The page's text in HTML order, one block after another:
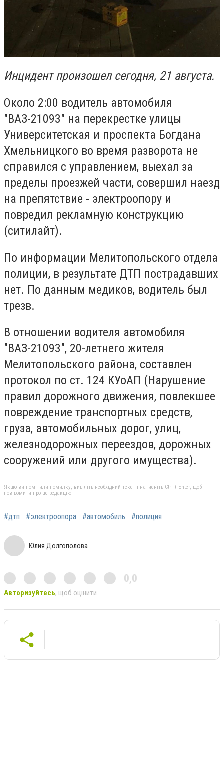
Инцидент произошел сегодня, 21 августа.
Около 2:00 водитель автомобиля
"ВАЗ-21093" на перекрестке улицы
Университетская и проспекта Богдана
Хмельницкого во время разворота не
справился с управлением, выехал за
пределы проезжей части, совершил наезд
на препятствие - электроопору и
повредил рекламную конструкцию
(ситилайт).
По информации Мелитопольского отдела
полиции, в результате ДТП пострадавших
нет. По данным медиков, водитель был
трезв.
В отношении водителя автомобиля
"ВАЗ-21093", 20-летнего жителя
Мелитопольского района, составлен
протокол по ст. 124 КУоАП (Нарушение
правил дорожного движения, повлекшее
повреждение транспортных средств,
груза, автомобильных дорог, улиц,
железнодорожных переездов, дорожных
сооружений или другого имущества).
Якщо ви помітили помилку, виділіть необхідний текст і натисніть Ctrl + Enter, щоб
повідомити про це редакцію
#дтп #электроопора #автомобиль #полиция
Юлия Долгополова
0,0
Авторизуйтесь, щоб оцінити